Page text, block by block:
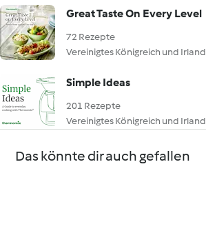
Great Taste On Every Level
72 Rezepte
Vereinigtes Königreich und Irland
Simple Ideas
201 Rezepte
Vereinigtes Königreich und Irland
Das könnte dir auch gefallen